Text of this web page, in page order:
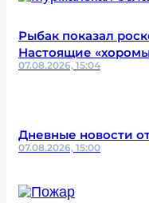
Рыбак показал
Настоящие
07.08.2026, 15:04
Дневные новости от
07.08.2026, 15:00